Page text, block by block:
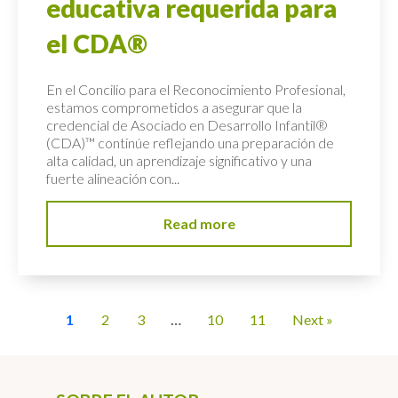
educativa requerida para
el CDA®
En el Concilio para el Reconocimiento Profesional,
estamos comprometidos a asegurar que la
credencial de Asociado en Desarrollo Infantil®
(CDA)™ continúe reflejando una preparación de
alta calidad, un aprendizaje significativo y una
fuerte alineación con...
Read more
1 2 3 … 10 11 Next »